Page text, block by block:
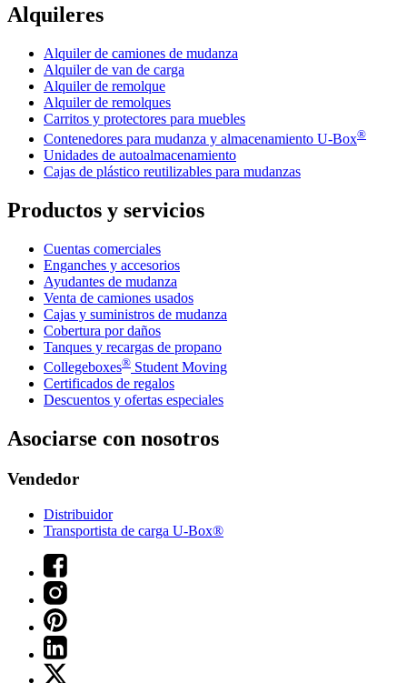
Alquileres
Alquiler de camiones de mudanza
Alquiler de van de carga
Alquiler de remolque
Alquiler de remolques
Carritos y protectores para muebles
Contenedores para mudanza y almacenamiento U-Box®
Unidades de autoalmacenamiento
Cajas de plástico reutilizables para mudanzas
Productos y servicios
Cuentas comerciales
Enganches y accesorios
Ayudantes de mudanza
Venta de camiones usados
Cajas y suministros de mudanza
Cobertura por daños
Tanques y recargas de propano
Collegeboxes® Student Moving
Certificados de regalos
Descuentos y ofertas especiales
Asociarse con nosotros
Vendedor
Distribuidor
Transportista de carga U-Box®